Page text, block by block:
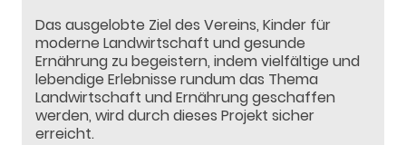
Das ausgelobte Ziel des Vereins, Kinder für
moderne Landwirtschaft und gesunde
Ernährung zu begeistern, indem vielfältige und
lebendige Erlebnisse rundum das Thema
Landwirtschaft und Ernährung geschaffen
werden, wird durch dieses Projekt sicher
erreicht.